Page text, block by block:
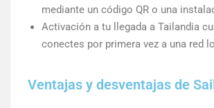
mediante un código QR o una
Activación a tu llegada a Tailandia
conectes por primera vez a una red
Ventajas y desventajas de